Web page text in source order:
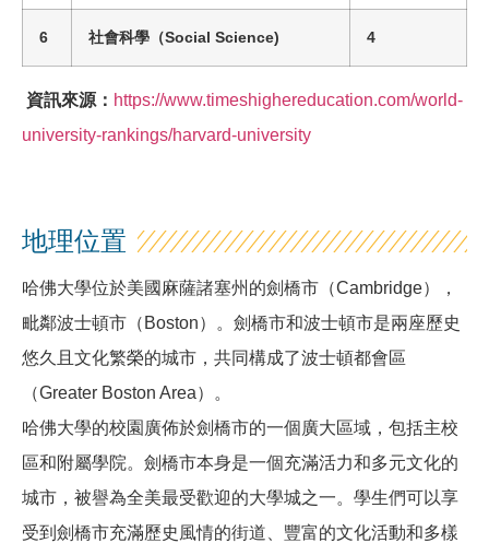
6 社會科學 （Social Science) 4
資訊來源： https://www.timeshighereducation.com/world-
university-rankings/harvard-university
地理位置
哈佛大學位於美國麻薩諸塞州的劍橋市（Cambridge），
毗鄰波士頓市（Boston）。劍橋市和波士頓市是兩座歷史
悠久且文化繁榮的城市，共同構成了波士頓都會區
（Greater Boston Area）。
哈佛大學的校園廣佈於劍橋市的一個廣大區域，包括主校
區和附屬學院。劍橋市本身是一個充滿活力和多元文化的
城市，被譽為全美最受歡迎的大學城之一。學生們可以享
受到劍橋市充滿歷史風情的街道、豐富的文化活動和多樣